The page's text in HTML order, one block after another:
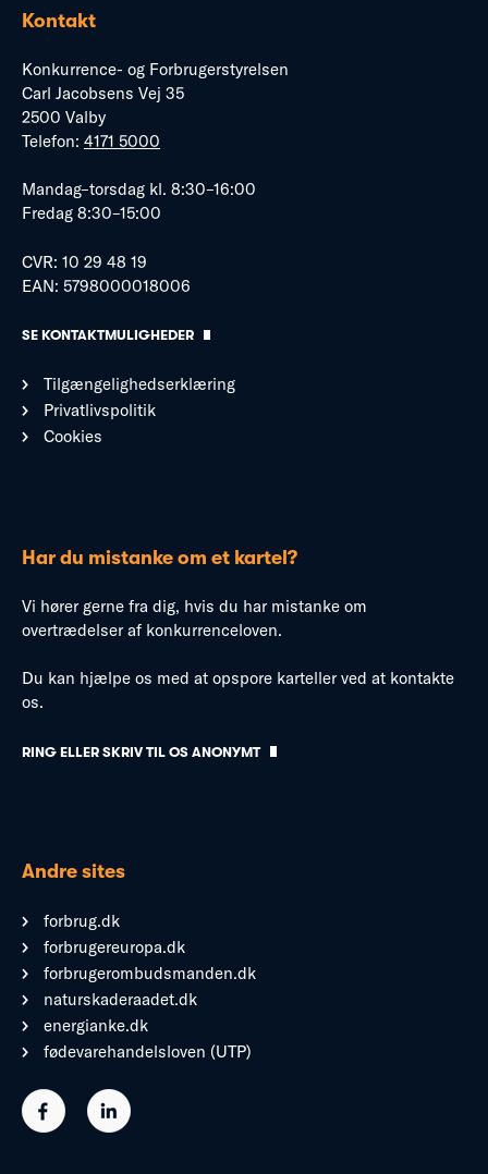
Kontakt
Konkurrence- og Forbrugerstyrelsen
Carl Jacobsens Vej 35
2500 Valby
Telefon: 4171 5000
Mandag–torsdag kl. 8:30–16:00
Fredag 8:30–15:00
CVR: 10 29 48 19
EAN: 5798000018006
SE KONTAKTMULIGHEDER
Tilgængelighedserklæring
Privatlivspolitik
Cookies
Har du mistanke om et kartel?
Vi hører gerne fra dig, hvis du har mistanke om
overtrædelser af konkurrenceloven.
Du kan hjælpe os med at opspore karteller ved at kontakte
os.
RING ELLER SKRIV TIL OS ANONYMT
Andre sites
forbrug.dk
forbrugereuropa.dk
forbrugerombudsmanden.dk
naturskaderaadet.dk
energianke.dk
fødevarehandelsloven (UTP)